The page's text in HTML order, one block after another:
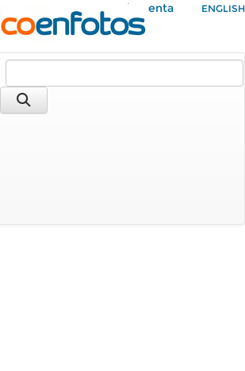
Mi Cuenta ENGLISH